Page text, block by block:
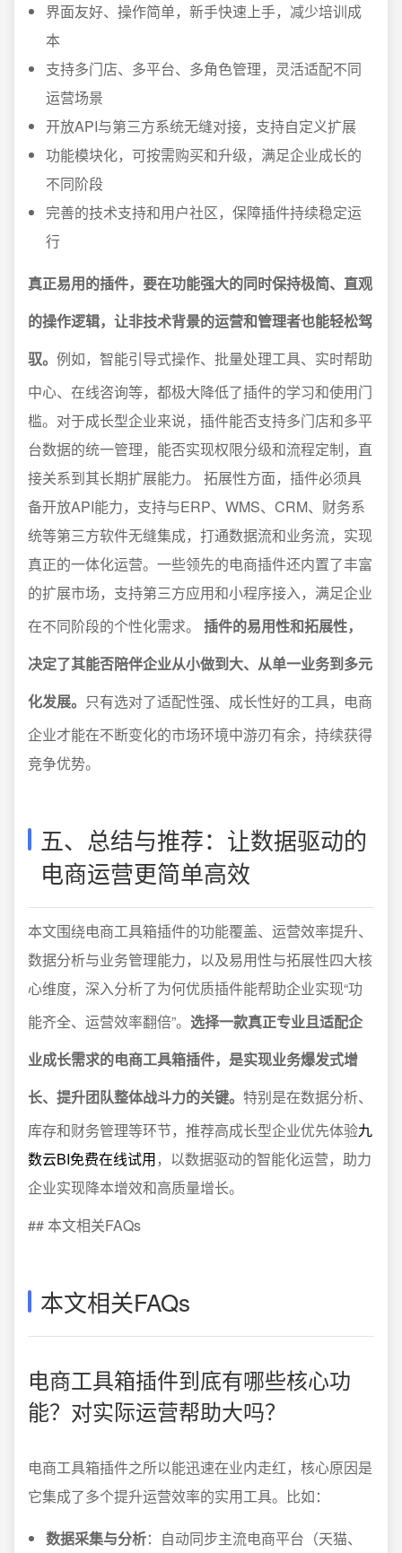
界面友好、操作简单，新手快速上手，减少培训成
本
支持多门店、多平台、多角色管理，灵活适配不同
运营场景
开放API与第三方系统无缝对接，支持自定义扩展
功能模块化，可按需购买和升级，满足企业成长的
不同阶段
完善的技术支持和用户社区，保障插件持续稳定运
行
真正易用的插件，要在功能强大的同时保持极简、直观
的操作逻辑，让非技术背景的运营和管理者也能轻松驾
驭。 例如，智能引导式操作、批量处理工具、实时帮助
中心、在线咨询等，都极大降低了插件的学习和使用门
槛。对于成长型企业来说，插件能否支持多门店和多平
台数据的统一管理，能否实现权限分级和流程定制，直
接关系到其长期扩展能力。 拓展性方面，插件必须具
备开放API能力，支持与ERP、WMS、CRM、财务系
统等第三方软件无缝集成，打通数据流和业务流，实现
真正的一体化运营。一些领先的电商插件还内置了丰富
的扩展市场，支持第三方应用和小程序接入，满足企业
在不同阶段的个性化需求。 插件的易用性和拓展性，
决定了其能否陪伴企业从小做到大、从单一业务到多元
化发展。 只有选对了适配性强、成长性好的工具，电商
企业才能在不断变化的市场环境中游刃有余，持续获得
竞争优势。
五、总结与推荐：让数据驱动的
电商运营更简单高效
本文围绕电商工具箱插件的功能覆盖、运营效率提升、
数据分析与业务管理能力，以及易用性与拓展性四大核
心维度，深入分析了为何优质插件能帮助企业实现“功
能齐全、运营效率翻倍”。 选择一款真正专业且适配企
业成长需求的电商工具箱插件，是实现业务爆发式增
长、提升团队整体战斗力的关键。 特别是在数据分析、
库存和财务管理等环节，推荐高成长型企业优先体验九
数云BI免费在线试用，以数据驱动的智能化运营，助力
企业实现降本增效和高质量增长。
## 本文相关FAQs
本文相关FAQs
电商工具箱插件到底有哪些核心功
能？对实际运营帮助大吗？
电商工具箱插件之所以能迅速在业内走红，核心原因是
它集成了多个提升运营效率的实用工具。比如：
数据采集与分析：自动同步主流电商平台（天猫、